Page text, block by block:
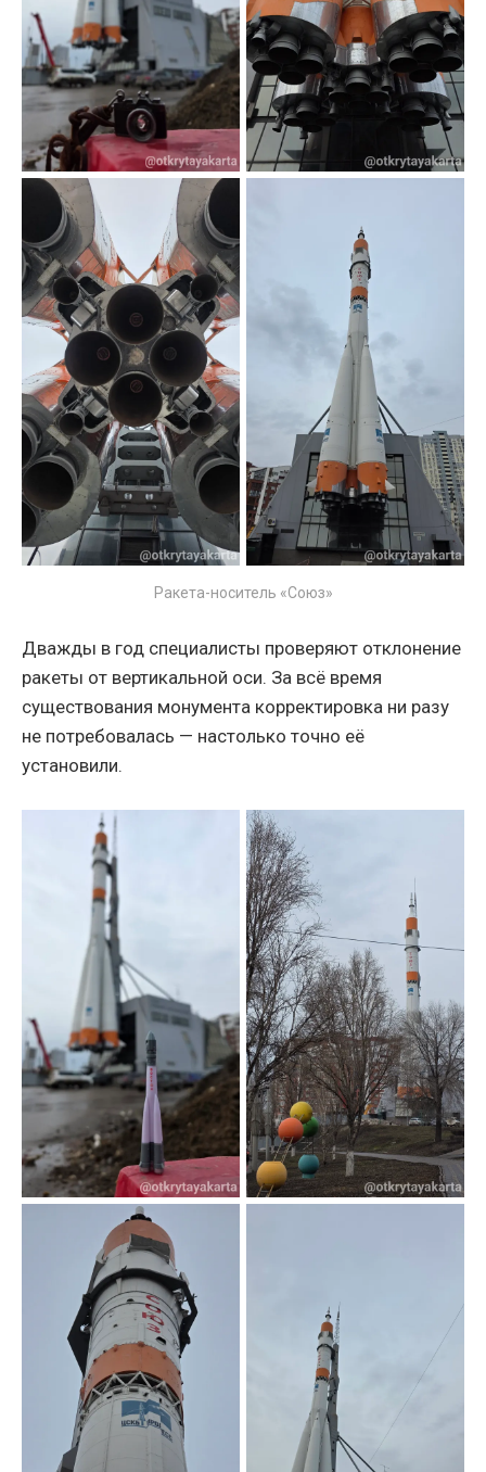
Ракета-носитель «Союз»
Дважды в год специалисты проверяют отклонение
ракеты от вертикальной оси. За всё время
существования монумента корректировка ни разу
не потребовалась — настолько точно её
установили.